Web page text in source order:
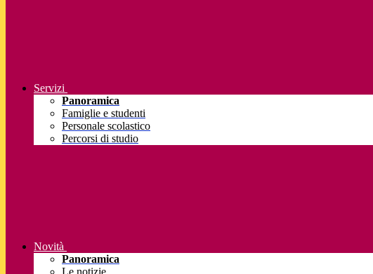
Servizi
Panoramica
Famiglie e studenti
Personale scolastico
Percorsi di studio
Novità
Panoramica